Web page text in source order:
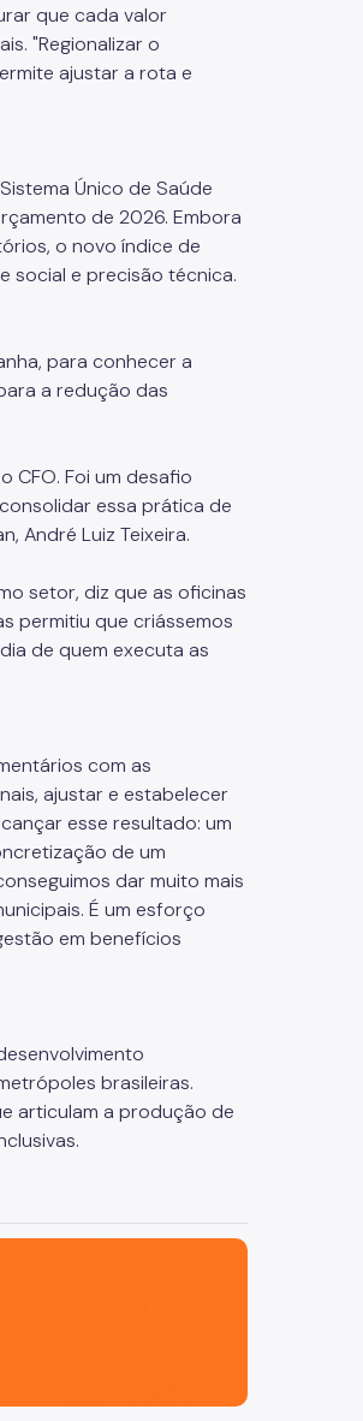
que cada valor
"Regionalizar o
ajustar a rota e
Único de Saúde
de 2026. Embora
o novo índice de
social e precisão técnica.
para conhecer a
a redução das
CFO. Foi um desafio
essa prática de
André Luiz Teixeira.
setor, diz que as oficinas
permitiu que criássemos
de quem executa as
com as
ajustar e estabelecer
esse resultado: um
de um
dar muito mais
É um esforço
em benefícios
brasileiras.
articulam a produção de